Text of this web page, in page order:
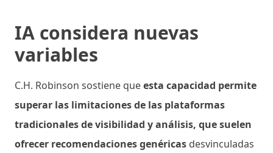
IA considera nuevas
variables
C.H. Robinson sostiene queesta capacidad permite
superar las limitaciones de las plataformas
tradicionales de visibilidad y análisis, que suelen
ofrecer recomendaciones genéricas desvinculadas